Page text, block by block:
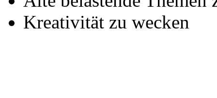
Kreativität zu wecken